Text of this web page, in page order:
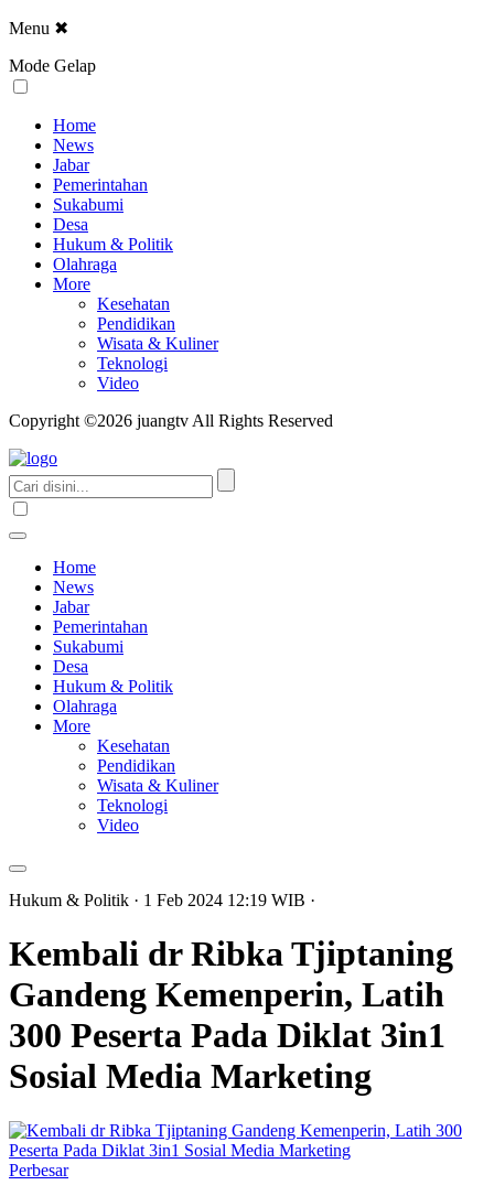
Menu ✖
Mode Gelap
Home
News
Jabar
Pemerintahan
Sukabumi
Desa
Hukum & Politik
Olahraga
More
Kesehatan
Pendidikan
Wisata & Kuliner
Teknologi
Video
Copyright ©2026 juangtv All Rights Reserved
Home
News
Jabar
Pemerintahan
Sukabumi
Desa
Hukum & Politik
Olahraga
More
Kesehatan
Pendidikan
Wisata & Kuliner
Teknologi
Video
Hukum & Politik · 1 Feb 2024 12:19 WIB ·
Kembali dr Ribka Tjiptaning
Gandeng Kemenperin, Latih
300 Peserta Pada Diklat 3in1
Sosial Media Marketing
Perbesar